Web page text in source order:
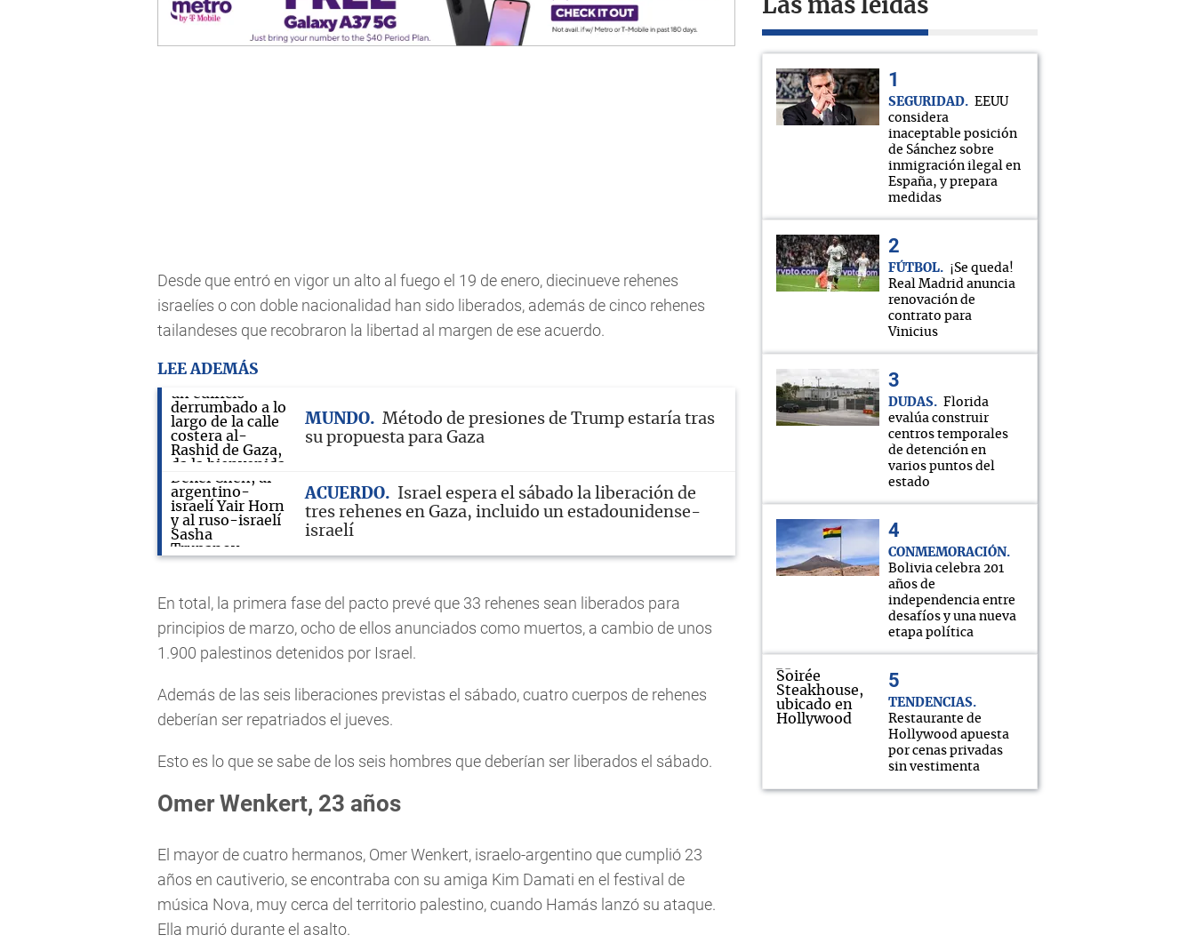
Desde que entró en vigor un alto al fuego el 19 de enero, diecinueve rehenes
israelíes o con doble nacionalidad han sido liberados, además de cinco rehenes
tailandeses que recobraron la libertad al margen de ese acuerdo.
LEE ADEMÁS
MUNDO
Método de presiones de Trump estaría tras
su propuesta para Gaza
ACUERDO
Israel espera el sábado la liberación de
tres rehenes en Gaza, incluido un estadounidense-
israelí
En total, la primera fase del pacto prevé que 33 rehenes sean liberados para
principios de marzo, ocho de ellos anunciados como muertos, a cambio de unos
1.900 palestinos detenidos por Israel.
Además de las seis liberaciones previstas el sábado, cuatro cuerpos de rehenes
deberían ser repatriados el jueves.
Esto es lo que se sabe de los seis hombres que deberían ser liberados el sábado.
Omer Wenkert, 23 años
El mayor de cuatro hermanos, Omer Wenkert, israelo-argentino que cumplió 23
años en cautiverio, se encontraba con su amiga Kim Damati en el festival de
música Nova, muy cerca del territorio palestino, cuando Hamás lanzó su ataque.
Ella murió durante el asalto.
Las más leídas
SEGURIDAD
EEUU
considera
inaceptable posición
de Sánchez sobre
inmigración ilegal en
España, y prepara
medidas
FÚTBOL
¡Se queda!
Real Madrid anuncia
renovación de
contrato para
Vinicius
DUDAS
Florida
evalúa construir
centros temporales
de detención en
varios puntos del
estado
CONMEMORACIÓN
Bolivia celebra 201
años de
independencia entre
desafíos y una nueva
etapa política
TENDENCIAS
Restaurante de
Hollywood apuesta
por cenas privadas
sin vestimenta